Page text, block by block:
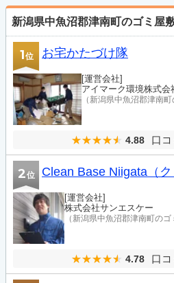
新潟県中魚沼郡津南町のゴミ屋
1位 お宅かたづけ隊
[運営会社]
アイマーク環境株式会
（新潟県中魚沼郡津南
4.88 口コ
2位 Clean Base Niigata（ク
[運営会社]
株式会社サンエスケー
（新潟県中魚沼郡津南町のゴ
4.78 口コ